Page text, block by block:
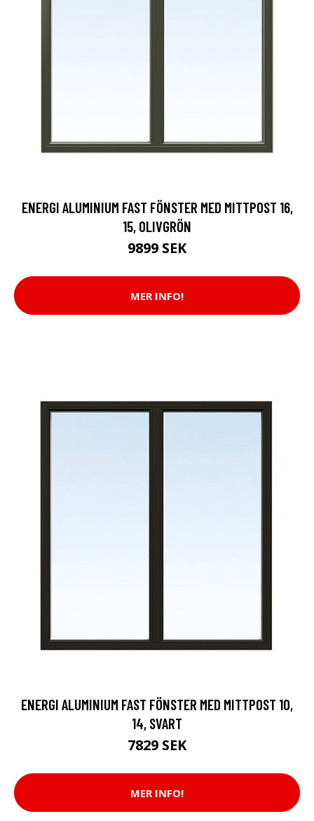
ENERGI ALUMINIUM FAST FÖNSTER MED MITTPOST 16,
15, OLIVGRÖN
9899 SEK
MER INFO!
ENERGI ALUMINIUM FAST FÖNSTER MED MITTPOST 10,
14, SVART
7829 SEK
MER INFO!